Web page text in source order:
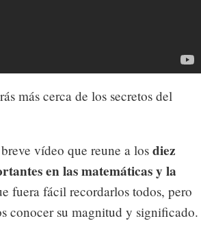
más cerca de los secretos del
vídeo que reune a losdiez
en las matemáticas y la
fuera fácil recordarlos todos, pero
conocer su magnitud y significado.